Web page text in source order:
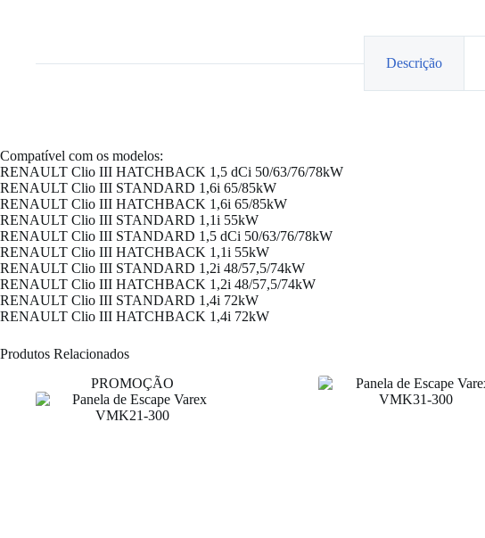
Descrição
Compatível com os modelos:
RENAULT Clio III HATCHBACK 1,5 dCi 50/63/76/78kW
RENAULT Clio III STANDARD 1,6i 65/85kW
RENAULT Clio III HATCHBACK 1,6i 65/85kW
RENAULT Clio III STANDARD 1,1i 55kW
RENAULT Clio III STANDARD 1,5 dCi 50/63/76/78kW
RENAULT Clio III HATCHBACK 1,1i 55kW
RENAULT Clio III STANDARD 1,2i 48/57,5/74kW
RENAULT Clio III HATCHBACK 1,2i 48/57,5/74kW
RENAULT Clio III STANDARD 1,4i 72kW
RENAULT Clio III HATCHBACK 1,4i 72kW
Produtos Relacionados
PROMOÇÃO